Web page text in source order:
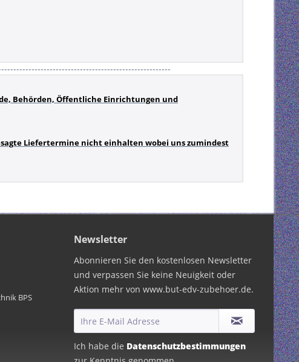
Behörden, Öffentliche Einrichtungen und
Liefertermine nicht einhalten wobei uns zumindest
BPS
Newsletter
Abonnieren Sie den kostenlosen Newsletter
und verpassen Sie keine Neuigkeit oder
Aktion mehr von www.but-edv-zubehoer.de.
Ich habe die Datenschutzbestimmungen